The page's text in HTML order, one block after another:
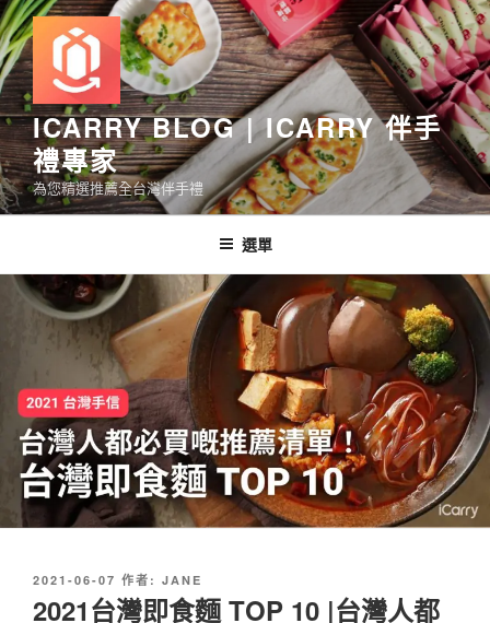
跳
至
主
要
內
容
ICARRY BLOG | ICARRY 伴手
禮專家
為您精選推薦全台灣伴手禮
選單
發
於
2021-06-07 作者: JANE
2021台灣即食麵 TOP 10 |台灣人都